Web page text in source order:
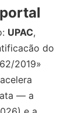
UPAC,
do
2019»
— a